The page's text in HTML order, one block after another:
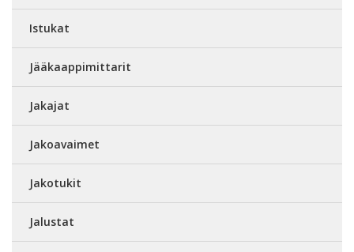
Istukat
Jääkaappimittarit
Jakajat
Jakoavaimet
Jakotukit
Jalustat